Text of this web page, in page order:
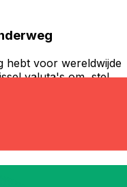
hebt voor wereldwijde
valuta's om, stel
geld over naar het
Download